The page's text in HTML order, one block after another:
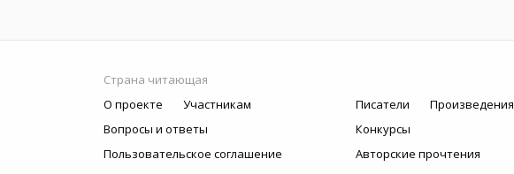
Страна читающая
О проекте
Участникам
Вопросы и ответы
Пользовательское соглашение
Писатели
Произведения
Конкурсы
Авторские прочтения